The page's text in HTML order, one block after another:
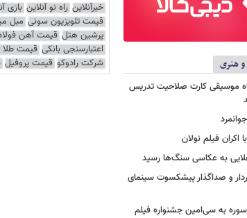
هنری
موسیقی کارت صلاحیت تدریس
فیلم نولان
به عکاسی سنگ‌ها رسید
و صداگذار پیشکسوت سینمای
سوره به سی‌امین جشنواره فیلم
خبرآنلاین راه نو آنلاین بازی
قیمت تلویزیون سونی مبل
پرشین هتل قیمت آهن فولاد
اعتبارسنجی بانکی قیمت طلا
شرکت رادوکو قیمت پروفیل